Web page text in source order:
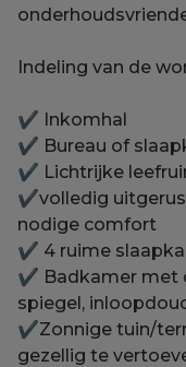
Indeling van de
✔ Inkomhal
✔ Bureau of
✔ Lichtrijke
✔volledig
nodige comfort
✔ 4 ruime
✔ Badkamer met
spiegel,
✔Zonnige tuin/
gezellig te